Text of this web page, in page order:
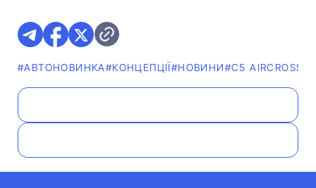
#АВТОНОВИНКА#КОНЦЕПЦІЇ#НОВИНИ#C5 AIRCROSS